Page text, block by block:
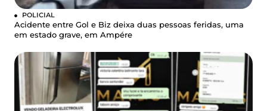
POLICIAL
Acidente entre Gol e Biz deixa duas pessoas feridas, uma
em estado grave, em Ampére